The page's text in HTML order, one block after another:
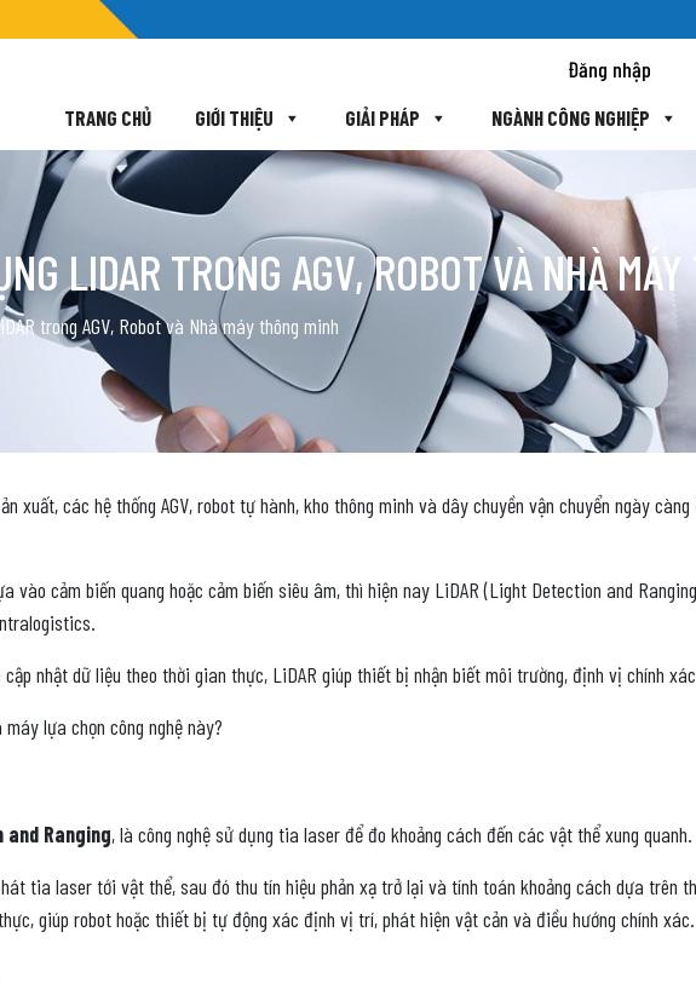
Đăng nhập
TRANG CHỦ GIỚI THIỆU GIẢI PHÁP NGÀNH CÔNG NGHIỆP
LIDAR TRONG AGV, ROBOT VÀ NHÀ
trong AGV, Robot và Nhà máy thông minh
xuất, các hệ thống AGV, robot tự hành, kho thông minh và dây chuyền vận chuyển ngày
vào cảm biến quang hoặc cảm biến siêu âm, thì hiện nay LiDAR (Light Detection and
nhật dữ liệu theo thời gian thực, LiDAR giúp thiết bị nhận biết môi trường, định vị chính
lựa chọn công nghệ này?
Ranging, là công nghệ sử dụng tia laser để đo khoảng cách đến các vật thể xung quanh.
tia laser tới vật thể, sau đó thu tín hiệu phản xạ trở lại và tính toán khoảng cách dựa trên
giúp robot hoặc thiết bị tự động xác định vị trí, phát hiện vật cản và điều hướng chính xác.